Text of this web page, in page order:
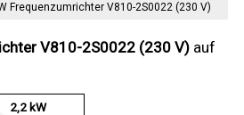
Frequenzumrichter V810-2S0022 (230 V)
V810-2S0022 (230 V) auf
2,2 kW